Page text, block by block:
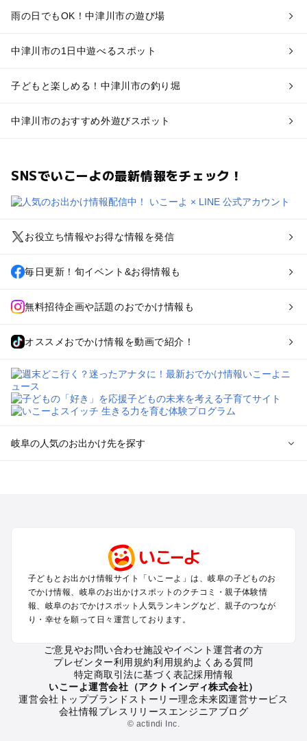
雨の日でもOK！中津川市の遊び場
中津川市の1日中遊べるスポット
子どもと楽しめる！中津川市の釣り堀
中津川市のおすすめ外遊びスポット
SNSでいこーよの最新情報をチェック！
お役立ち情報やお得な情報を発信
毎日更新！旬イベント&お得情報も
無料招待企画や話題のおでかけ情報も
オススメおでかけ情報を動画で紹介！
岐阜の人気のお出かけ先を探す
高山・下呂・飛騨・奥飛騨周辺のプールお出かけ
郡上・美濃・関のプールお出かけ
木曽路・木曽周辺のプールお出かけ
白川郷のプールお出かけ
岐阜の遊園地
岐阜の動物園
岐阜のバーベキュー
岐阜の釣り
岐阜の牧場
子どもとお出かけ情報サイト「いこーよ」は、岐阜の子どものお
でかけ情報、岐阜のお出かけスポットのクチコミ・親子体験情
報、岐阜のおでかけスポット人気ランキングなど、親子のつなが
り・幸せを願って日々運営しております。
ご意見やお問い合わせ施設やイベント運営者の方
プレゼンター利用規約利用規約よくある質問
特定商取引法に基づく表記採用情報
いこーよ運営会社（アクトインディ株式会社）
運営会社トップブランドストーリー理念未来図運営サービス
会社情報プレスリリース エンジニアブログ
© actindi Inc.